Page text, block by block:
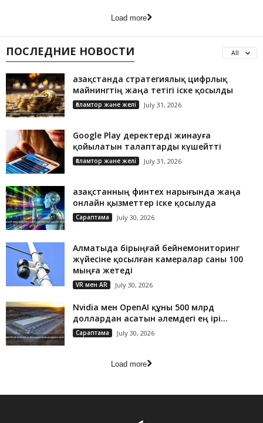
Load more
ПОСЛЕДНИЕ НОВОСТИ All
Қазақстанда стратегиялық цифрлық
майнингтің жаңа тетігі іске қосылды
Ғаламтор және желі July 31, 2026
Google Play деректерді жинауға
қойылатын талаптарды күшейтті
Ғаламтор және желі July 31, 2026
Қазақстанның финтех нарығында жаңа
онлайн қызметтер іске қосылуда
Сараптама July 30, 2026
Алматыда бірыңғай бейнемониторинг
жүйесіне қосылған камералар саны 100
мыңға жетеді
VR мен AR July 30, 2026
Nvidia мен OpenAI құны 500 млрд
доллардан асатын әлемдегі ең ірі...
Сараптама July 30, 2026
Load more